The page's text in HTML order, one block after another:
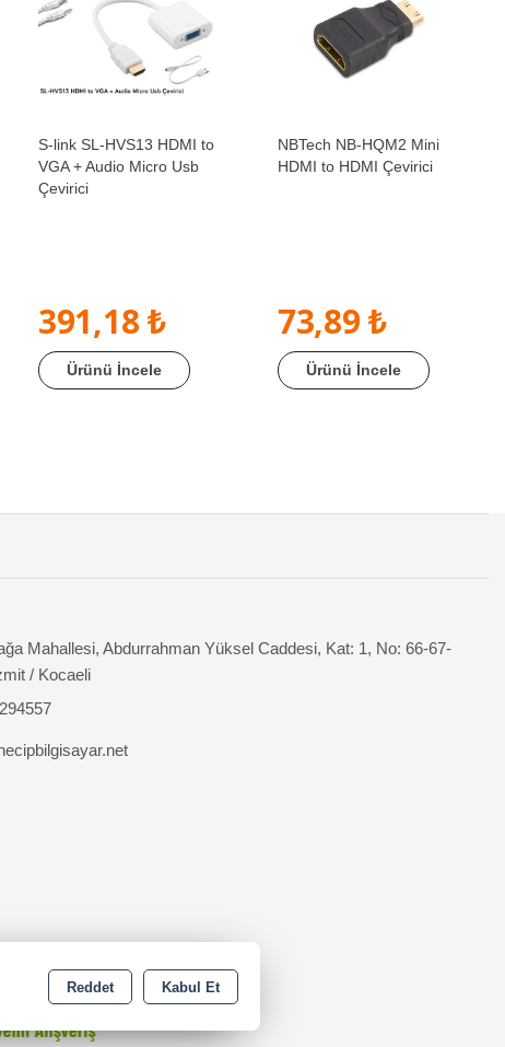
S-link SL-HVS13 HDMI to
VGA + Audio Micro Usb
Çevirici
391,18 ₺
Ürünü İncele
NBTech NB-HQM2 Mini
HDMI to HDMI Çevirici
73,89 ₺
Ürünü İncele
Mahallesi, Abdurrahman Yüksel Caddesi, Kat: 1, No: 66-67-
/ Kocaeli
Reddet Kabul Et